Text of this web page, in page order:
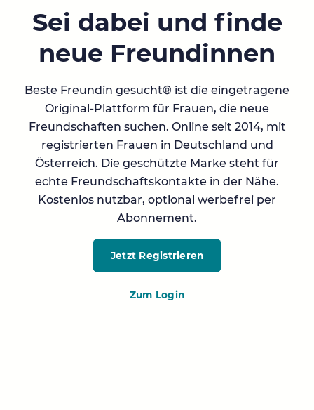
Sei dabei und finde
neue Freundinnen
Beste Freundin gesucht® ist die eingetragene
Original-Plattform für Frauen, die neue
Freundschaften suchen. Online seit 2014, mit
registrierten Frauen in Deutschland und
Österreich. Die geschützte Marke steht für
echte Freundschaftskontakte in der Nähe.
Kostenlos nutzbar, optional werbefrei per
Abonnement.
Jetzt Registrieren
Zum Login